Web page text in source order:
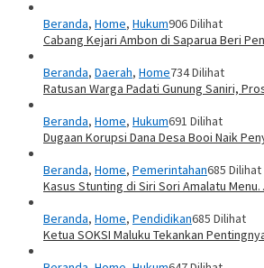
Beranda, Home, Hukum906 Dilihat
Cabang Kejari Ambon di Saparua Beri
Beranda, Daerah, Home734 Dilihat
Ratusan Warga Padati Gunung Saniri,
Beranda, Home, Hukum691 Dilihat
Dugaan Korupsi Dana Desa Booi Naik
Beranda, Home, Pemerintahan685 Dilihat
Kasus Stunting di Siri Sori Amalatu
Beranda, Home, Pendidikan685 Dilihat
Ketua SOKSI Maluku Tekankan